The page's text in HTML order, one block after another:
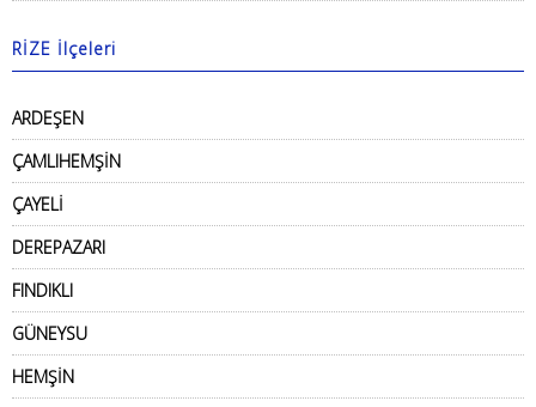
RİZE İlçeleri
ARDEŞEN
ÇAMLIHEMŞİN
ÇAYELİ
DEREPAZARI
FINDIKLI
GÜNEYSU
HEMŞİN